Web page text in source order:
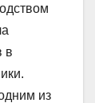
в
из